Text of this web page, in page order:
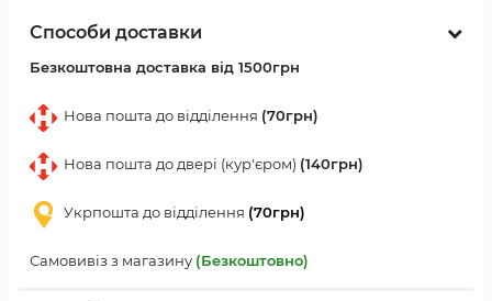
Способи доставки
Безкоштовна доставка від 1500грн
Нова пошта до відділення (70грн)
Нова пошта до двері (кур'єром) (140грн)
Укрпошта до відділення (70грн)
Самовивіз з магазину (Безкоштовно)